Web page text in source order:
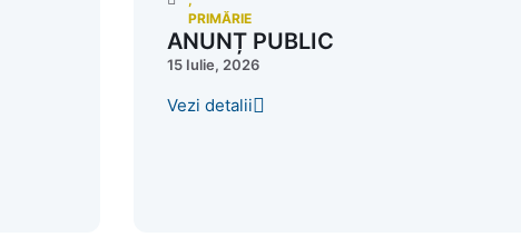
PRIMĂRIE
ANUNȚ PUBLIC
15 Iulie, 2026
Vezi detalii